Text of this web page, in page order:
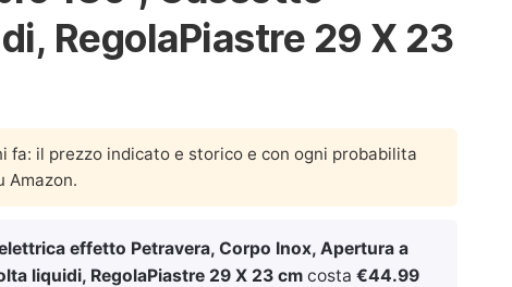
RegolaPiastre 29 X 23
il prezzo indicato e storico e con ogni probabilita
Amazon.
effetto Petravera, Corpo Inox, Apertura a
liquidi, RegolaPiastre 29 X 23 cmcosta €44.99